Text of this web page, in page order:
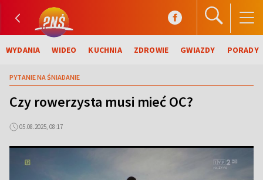
WYDANIA WIDEO KUCHNIA ZDROWIE GWIAZDY PORADY
PYTANIE NA ŚNIADANIE
Czy rowerzysta musi mieć OC?
05.08.2025, 08:17